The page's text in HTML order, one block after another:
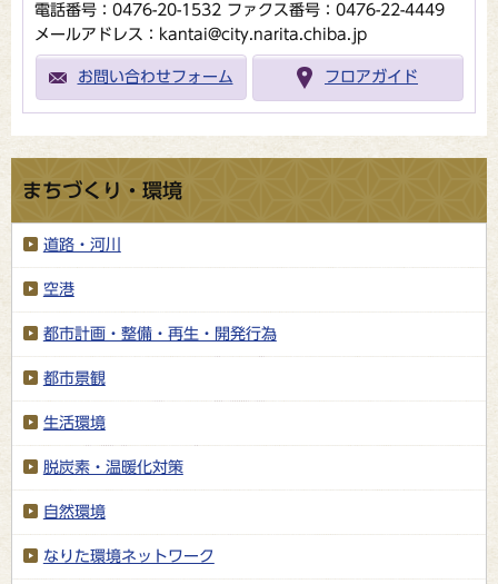
電話番号：0476-20-1532 ファクス番号：0476-22-4449
メールアドレス：kantai@city.narita.chiba.jp
お問い合わせフォーム フロアガイド
まちづくり・環境
道路・河川
空港
都市計画・整備・再生・開発行為
都市景観
生活環境
脱炭素・温暖化対策
自然環境
なりた環境ネットワーク